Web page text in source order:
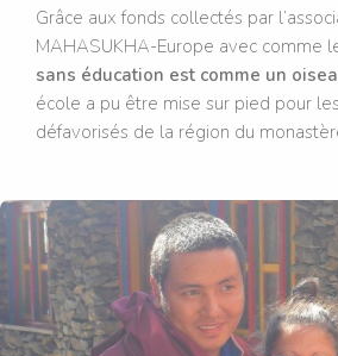
Grâce aux fonds collectés par
MAHASUKHA-Europe avec comme
sans éducation est comme un
école a pu être mise sur pied pour
défavorisés de la région du